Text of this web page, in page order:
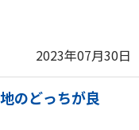
2023年07月30日
のどっちが良